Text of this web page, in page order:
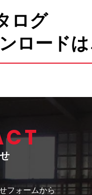
フォームから